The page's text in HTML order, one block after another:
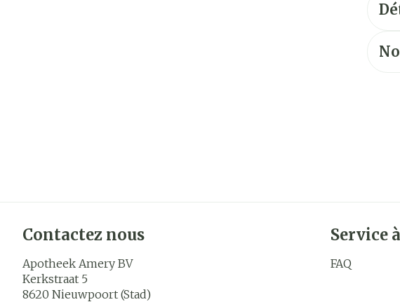
Contactez nous
Apotheek Amery BV
Kerkstraat 5
8620 Nieuwpoort (Stad)
Service
FAQ